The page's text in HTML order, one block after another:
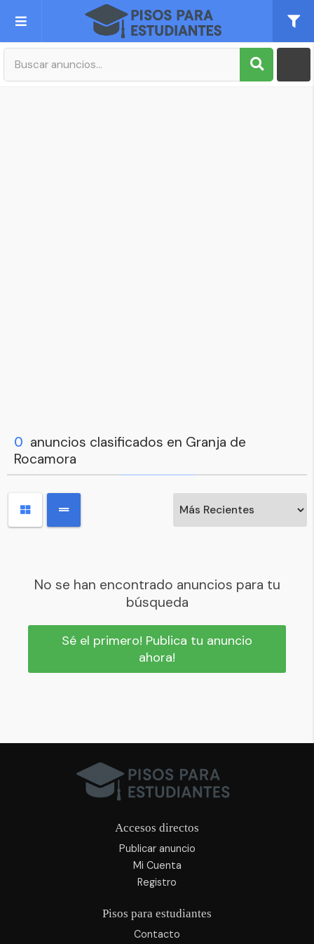
Publica tu Anuncio
0 anuncios clasificados en Granja de
Rocamora
No se han encontrado anuncios para tu
búsqueda
Sé el primero! Publica tu anuncio
ahora!
Accesos directos
Publicar anuncio
Mi Cuenta
Registro
Pisos para estudiantes
Contacto